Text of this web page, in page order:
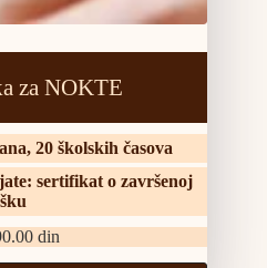
za NOKTE
20 školskih časova
sertifikat o završenoj
din